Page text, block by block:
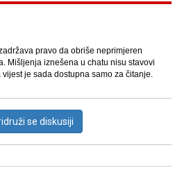
pravo da obriše neprimjeren
Mišljenja iznešena u chatu nisu stavovi
je sada dostupna samo za čitanje.
se diskusiji